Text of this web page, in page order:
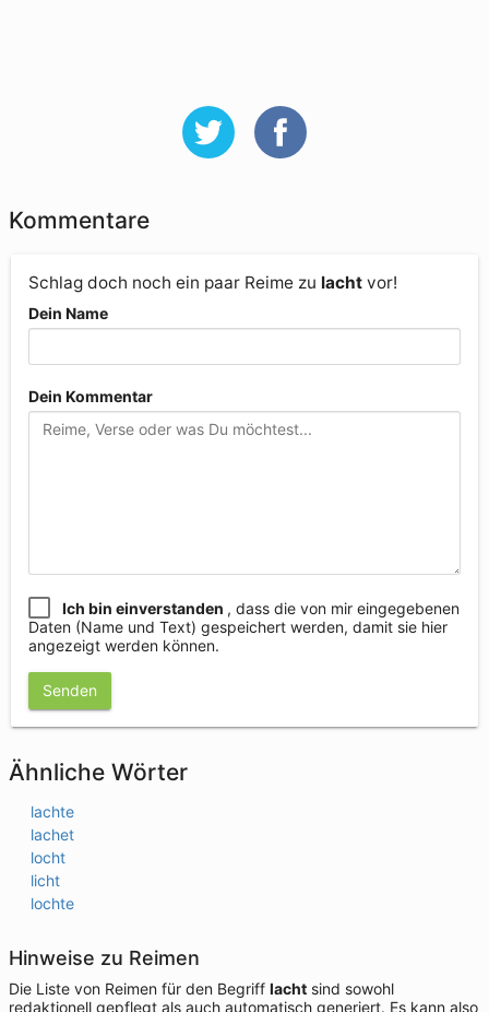
Kommentare
Schlag doch noch ein paar Reime zu lacht vor!
Dein Name
Dein Kommentar
Ich bin einverstanden , dass die von mir eingegebenen
Daten (Name und Text) gespeichert werden, damit sie hier
angezeigt werden können.
Senden
Ähnliche Wörter
lachte
lachet
locht
licht
lochte
Hinweise zu Reimen
Die Liste von Reimen für den Begriff lacht sind sowohl
redaktionell gepflegt als auch automatisch generiert. Es kann also